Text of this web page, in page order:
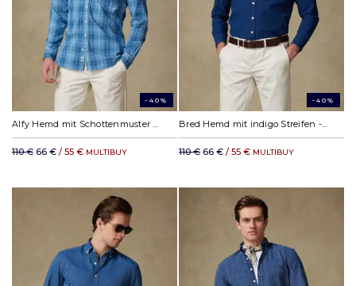
-40%
Alfy Hemd mit Schottenmuster - Button down Kragen
110 € 66 € / 55 € MULTIBUY
-40%
Bred Hemd mit indigo Streifen - Button down Kragen
110 € 66 € / 55 € MULTIBUY